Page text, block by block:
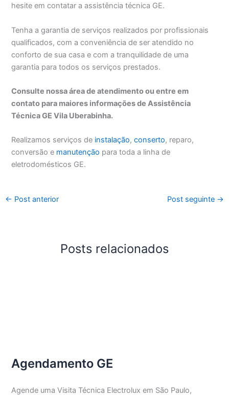
hesite em contatar a assistência técnica GE.
Tenha a garantia de serviços realizados por profissionais
qualificados, com a conveniência de ser atendido no
conforto de sua casa e com a tranquilidade de uma
garantia para todos os serviços prestados.
Consulte nossa área de atendimento ou entre em
contato para maiores informações de Assistência
Técnica GE Vila Uberabinha.
Realizamos serviços de instalação,conserto, reparo,
conversão e manutenção para toda a linha de
eletrodomésticos GE.
← Post anterior Post seguinte →
Posts relacionados
Agendamento GE
Agende uma Visita Técnica Electrolux em São Paulo,